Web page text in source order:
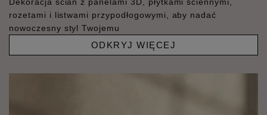
Dekoracja ścian z panelami 3D, płytkami ściennymi,
rozetami i listwami przypodłogowymi, aby nadać
nowoczesny styl Twojemu
ODKRYJ WIĘCEJ